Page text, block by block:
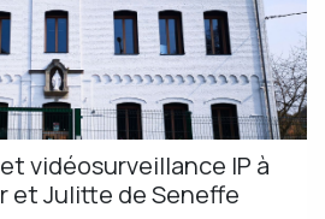
vidéosurveillance IP à
et Julitte de Seneffe